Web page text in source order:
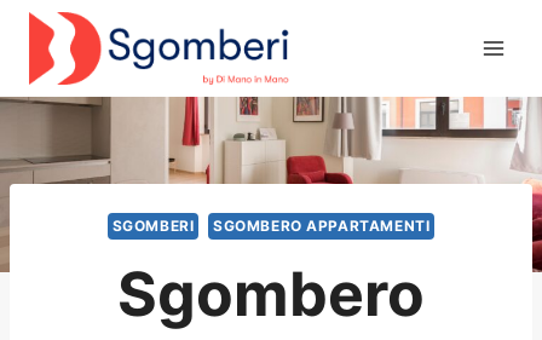
Salta
contenuto
SGOMBERI SGOMBERO APPARTAMENTI
Sgombero